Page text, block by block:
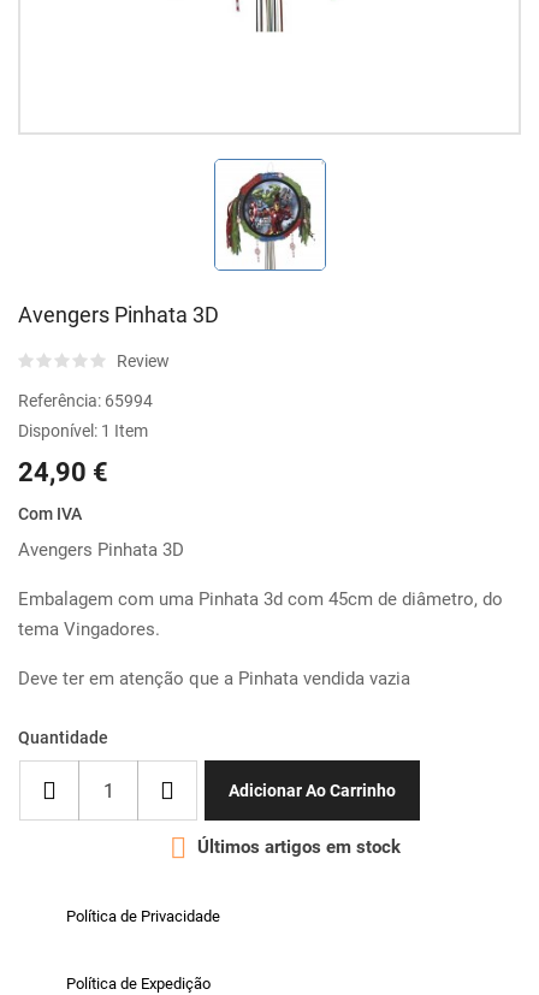
Avengers Pinhata 3D
Review
Referência: 65994
Disponível: 1 Item
24,90 €
Com IVA
Avengers Pinhata 3D
Embalagem com uma Pinhata 3d com 45cm de diâmetro, do
tema Vingadores.
Deve ter em atenção que a Pinhata vendida vazia
Quantidade
Adicionar Ao Carrinho
 Últimos artigos em stock
Política de Privacidade
Política de Expedição